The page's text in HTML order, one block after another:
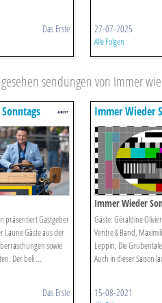
Das Erste 27-07-2025
Alle Folgen
sendungen von Immer
präsentiert Gastgeber
Laune Gäste aus der
sowie
Der beli ...
Das Erste
Immer Wieder
Immer Wieder
Gäste: Géraldine
Ventre & Band,
Leppin, Die
Auch in dieser Saison
15-08-2021